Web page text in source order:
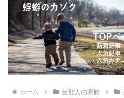
ホーム 芸能人の家族